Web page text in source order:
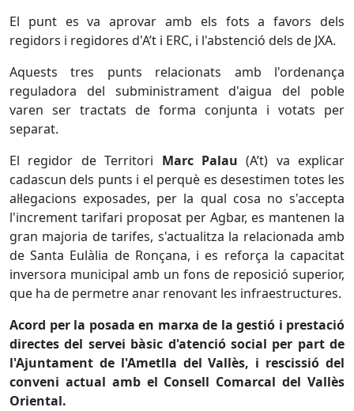
El punt es va aprovar amb els fots a favors dels
regidors i regidores d'A’t i ERC, i l'abstenció dels de JXA.
Aquests tres punts relacionats amb l'ordenança
reguladora del subministrament d'aigua del poble
varen ser tractats de forma conjunta i votats per
separat.
El regidor de Territori Marc Palau (A’t) va explicar
cadascun dels punts i el perquè es desestimen totes les
al·legacions exposades, per la qual cosa no s'accepta
l'increment tarifari proposat per Agbar, es mantenen la
gran majoria de tarifes, s'actualitza la relacionada amb
de Santa Eulàlia de Ronçana, i es reforça la capacitat
inversora municipal amb un fons de reposició superior,
que ha de permetre anar renovant les infraestructures.
Acord per la posada en marxa de la gestió i prestació
directes del servei bàsic d'atenció social per part de
l'Ajuntament de l'Ametlla del Vallès, i rescissió del
conveni actual amb el Consell Comarcal del Vallès
Oriental.